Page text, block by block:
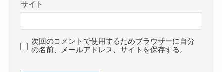
サイト
次回のコメントで使用するためブラウザーに自分
の名前、メールアドレス、サイトを保存する。